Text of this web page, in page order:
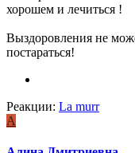
хорошем и лечиться !
Выздоровления не
постараться!
Реакции: La murr
А